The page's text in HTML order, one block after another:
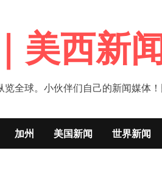
美西新
全球。小伙伴们自己的新闻媒体
加州 美国新闻 世界新闻